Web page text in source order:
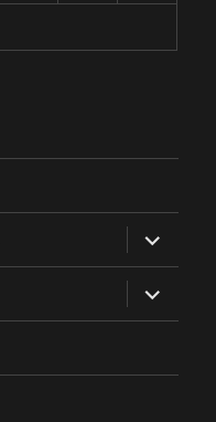
ouvrir
le
sous-
menu
ouvrir
le
sous-